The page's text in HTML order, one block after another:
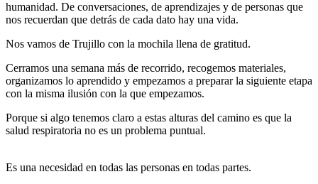
humanidad. De conversaciones, de aprendizajes y de personas que
nos recuerdan que detrás de cada dato hay una vida.
Nos vamos de Trujillo con la mochila llena de gratitud.
Cerramos una semana más de recorrido, recogemos materiales,
organizamos lo aprendido y empezamos a preparar la siguiente etapa
con la misma ilusión con la que empezamos.
Porque si algo tenemos claro a estas alturas del camino es que la
salud respiratoria no es un problema puntual.
Es una necesidad en todas las personas en todas partes.